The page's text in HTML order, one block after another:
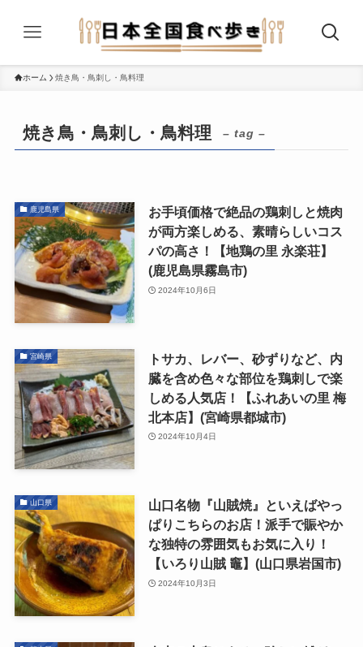
ホーム 焼き鳥・鳥刺し・鳥料理
焼き鳥・鳥刺し・鳥料理 – tag –
鹿児島県
お手頃価格で絶品の鶏刺しと焼肉
が両方楽しめる、素晴らしいコス
パの高さ！【地鶏の里 永楽荘】
(鹿児島県霧島市)
2024年10月6日
宮崎県
トサカ、レバー、砂ずりなど、内
臓を含め色々な部位を鶏刺しで楽
しめる人気店！【ふれあいの里 梅
北本店】(宮崎県都城市)
2024年10月4日
山口県
山口名物『山賊焼』といえばやっ
ぱりこちらのお店！派手で賑やか
な独特の雰囲気もお気に入り！
【いろり山賊 竈】(山口県岩国市)
2024年10月3日